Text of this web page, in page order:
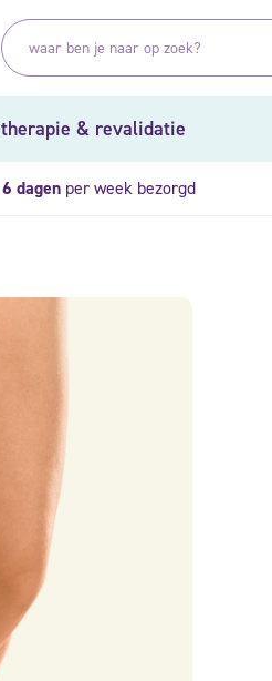
therapie & revalidatie
6 dagenper week bezorgd